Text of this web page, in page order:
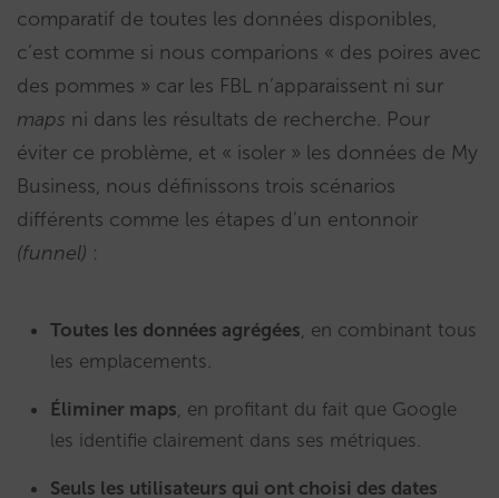
comparatif de toutes les données disponibles,
c’est comme si nous comparions « des poires avec
des pommes » car les FBL n’apparaissent ni sur
maps ni dans les résultats de recherche. Pour
éviter ce problème, et « isoler » les données de My
Business, nous définissons trois scénarios
différents comme les étapes d’un entonnoir
(funnel) :
Toutes les données agrégées, en combinant tous
les emplacements.
Éliminer maps, en profitant du fait que Google
les identifie clairement dans ses métriques.
Seuls les utilisateurs qui ont choisi des dates